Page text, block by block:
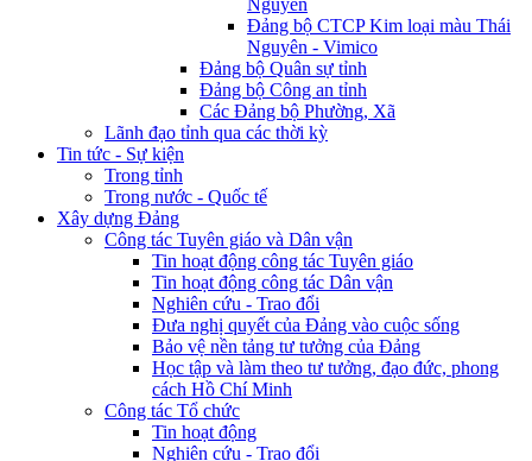
Đảng bộ CTCP Kim loại màu Thái
Nguyên - Vimico
Đảng bộ Quân sự tỉnh
Đảng bộ Công an tỉnh
Các Đảng bộ Phường, Xã
Lãnh đạo tỉnh qua các thời kỳ
Tin tức - Sự kiện
Trong tỉnh
Trong nước - Quốc tế
Xây dựng Đảng
Công tác Tuyên giáo và Dân vận
Tin hoạt động công tác Tuyên giáo
Tin hoạt động công tác Dân vận
Nghiên cứu - Trao đổi
Đưa nghị quyết của Đảng vào cuộc sống
Bảo vệ nền tảng tư tưởng của Đảng
Học tập và làm theo tư tưởng, đạo đức, phong
cách Hồ Chí Minh
Công tác Tổ chức
Tin hoạt động
Nghiên cứu - Trao đổi